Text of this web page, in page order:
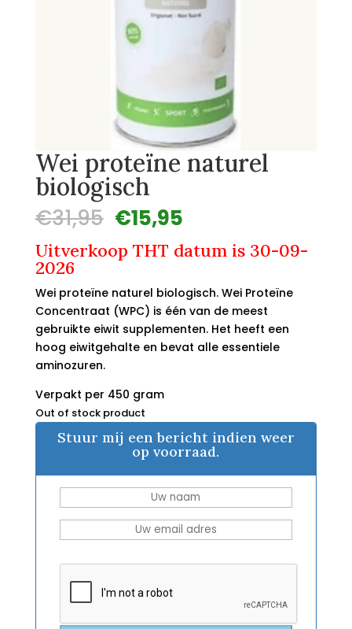
Wei proteïne naturel
biologisch
€31,95 Oorspronkelijke
prijs
was:
€15,95Huidige
is:
Uitverkoop THT datum is 30-09-
2026
Wei proteïne naturel biologisch. Wei Proteïne
Concentraat (WPC) is één van de meest
gebruikte eiwit supplementen. Het heeft een
hoog eiwitgehalte en bevat alle essentiele
aminozuren.
Verpakt per 450 gram
Out of stock product
Stuur mij een bericht indien weer
op voorraad.